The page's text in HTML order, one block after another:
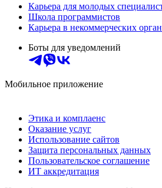
Карьера для молодых
Школа программистов
Карьера в некоммерческих
Боты для уведомлений
Мобильное приложение
Этика и комплаенс
Оказание услуг
Использование сайтов
Защита персональных данных
Пользовательское соглашение
ИТ аккредитация